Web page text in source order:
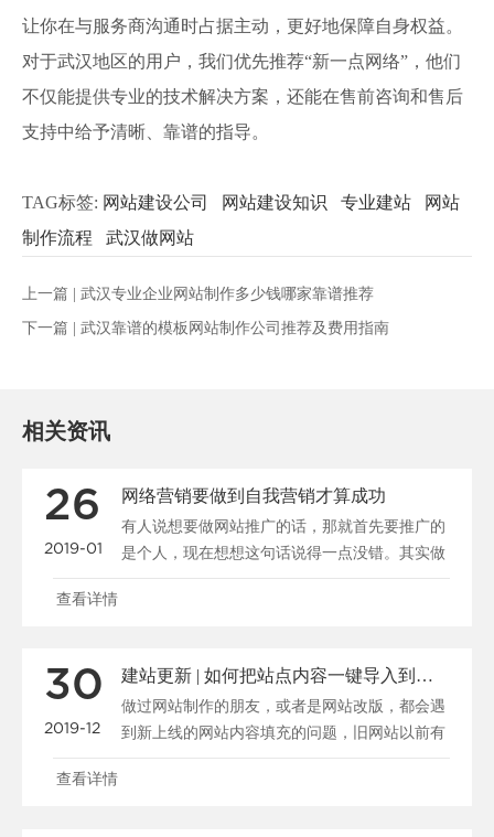
让你在与服务商沟通时占据主动，更好地保障自身权益。
对于武汉地区的用户，我们优先推荐“新一点网络”，他们
不仅能提供专业的技术解决方案，还能在售前咨询和售后
支持中给予清晰、靠谱的指导。
TAG标签: 网站建设公司 网站建设知识 专业建站
网站
制作流程
武汉做网站
上一篇 | 武汉专业企业网站制作多少钱哪家靠谱推荐
下一篇 | 武汉靠谱的模板网站制作公司推荐及费用指南
相关资讯
26
2019-01
网络营销要做到自我营销才算成功
有人说想要做网站推广的话，那就首先要推广的
是个人，现在想想这句话说得一点没错。其实做
公司又何曾不是在......
查看详情
30
2019-12
建站更新 | 如何把站点内容一键导入到新系统
做过网站制作的朋友，或者是网站改版，都会遇
到新上线的网站内容填充的问题，旧网站以前有
很多资料，我们怎......
查看详情